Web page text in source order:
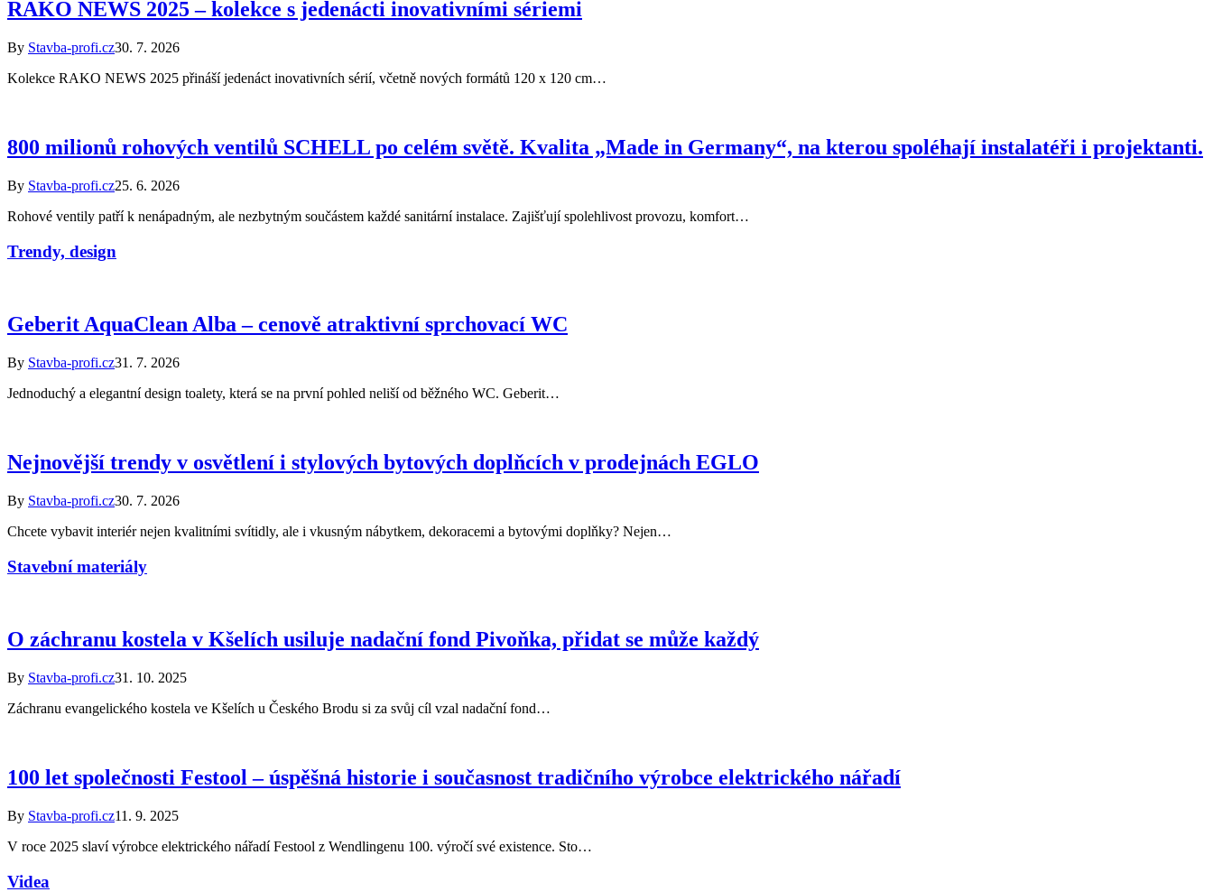
RAKO NEWS 2025 – kolekce s jedenácti inovativními sériemi
By Stavba-profi.cz30. 7. 2026
Kolekce RAKO NEWS 2025 přináší jedenáct inovativních sérií, včetně nových formátů 120 x 120 cm…
800 milionů rohových ventilů SCHELL po celém světě. Kvalita „Made in Germany“, na kterou spoléhají instalatéři i projektanti.
By Stavba-profi.cz25. 6. 2026
Rohové ventily patří k nenápadným, ale nezbytným součástem každé sanitární instalace. Zajišťují spolehlivost provozu, komfort…
Trendy, design
Geberit AquaClean Alba – cenově atraktivní sprchovací WC
By Stavba-profi.cz31. 7. 2026
Jednoduchý a elegantní design toalety, která se na první pohled neliší od běžného WC. Geberit…
Nejnovější trendy v osvětlení i stylových bytových doplňcích v prodejnách EGLO
By Stavba-profi.cz30. 7. 2026
Chcete vybavit interiér nejen kvalitními svítidly, ale i vkusným nábytkem, dekoracemi a bytovými doplňky? Nejen…
Stavební materiály
O záchranu kostela v Kšelích usiluje nadační fond Pivoňka, přidat se může každý
By Stavba-profi.cz31. 10. 2025
Záchranu evangelického kostela ve Kšelích u Českého Brodu si za svůj cíl vzal nadační fond…
100 let společnosti Festool – úspěšná historie i současnost tradičního výrobce elektrického nářadí
By Stavba-profi.cz11. 9. 2025
V roce 2025 slaví výrobce elektrického nářadí Festool z Wendlingenu 100. výročí své existence. Sto…
Videa